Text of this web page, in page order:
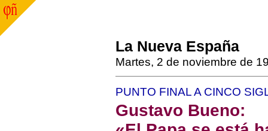
La Nueva España
Martes, 2 de noviembre de
PUNTO FINAL A CINCO
Gustavo Bueno: